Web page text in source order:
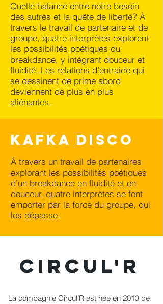
Quelle balance entre notre besoin
des autres et la quête de liberté? À
travers le travail de partenaire et de
groupe, quatre interprètes explorent
les possibilités poétiques du
breakdance, y intégrant douceur et
fluidité. Les relations d’entraide qui
se dessinent de prime abord
deviennent de plus en plus
aliénantes.
KAFKA DISCO
À travers un travail de partenaires
explorant les possibilités poétiques
d’un breakdance en fluidité et en
douceur, quatre interprètes se font
emporter par la force du groupe, qui
les dépasse.
CIRCUL'R
La compagnie Circul’R est née en 2013 de